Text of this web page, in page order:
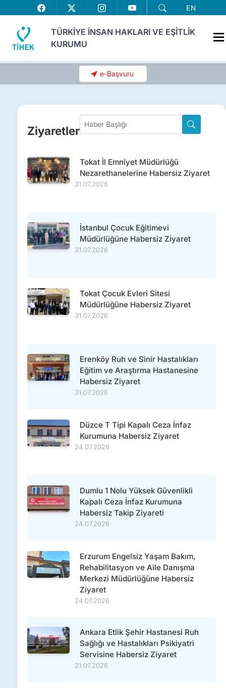
EN
TÜRKİYE İNSAN HAKLARI VE EŞİTLİK
KURUMU
e-Başvuru
Ziyaretler
Tokat İl Emniyet Müdürlüğü
Nezarethanelerine Habersiz Ziyaret
31.07.2026
İstanbul Çocuk Eğitimevi
Müdürlüğüne Habersiz Ziyaret
31.07.2026
Tokat Çocuk Evleri Sitesi
Müdürlüğüne Habersiz Ziyaret
31.07.2026
Erenköy Ruh ve Sinir Hastalıkları
Eğitim ve Araştırma Hastanesine
Habersiz Ziyaret
31.07.2026
Düzce T Tipi Kapalı Ceza İnfaz
Kurumuna Habersiz Ziyaret
24.07.2026
Dumlu 1 Nolu Yüksek Güvenlikli
Kapalı Ceza İnfaz Kurumuna
Habersiz Takip Ziyareti
24.07.2026
Erzurum Engelsiz Yaşam Bakım,
Rehabilitasyon ve Aile Danışma
Merkezi Müdürlüğüne Habersiz
Ziyaret
24.07.2026
Ankara Etlik Şehir Hastanesi Ruh
Sağlığı ve Hastalıkları Psikiyatri
Servisine Habersiz Ziyaret
21.07.2026